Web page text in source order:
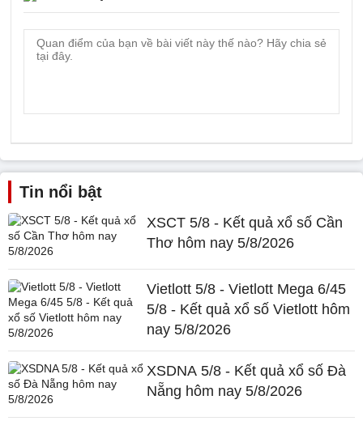
Tin nổi bật
XSCT 5/8 - Kết quả xổ số Cần
Thơ hôm nay 5/8/2026
Vietlott 5/8 - Vietlott Mega 6/45
5/8 - Kết quả xổ số Vietlott hôm
nay 5/8/2026
XSDNA 5/8 - Kết quả xổ số Đà
Nẵng hôm nay 5/8/2026